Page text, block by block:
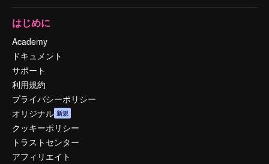
はじめに
Academy
ドキュメント
サポート
利用規約
プライバシーポリシー
オリジナル 新規
クッキーポリシー
トラストセンター
アフィリエイト